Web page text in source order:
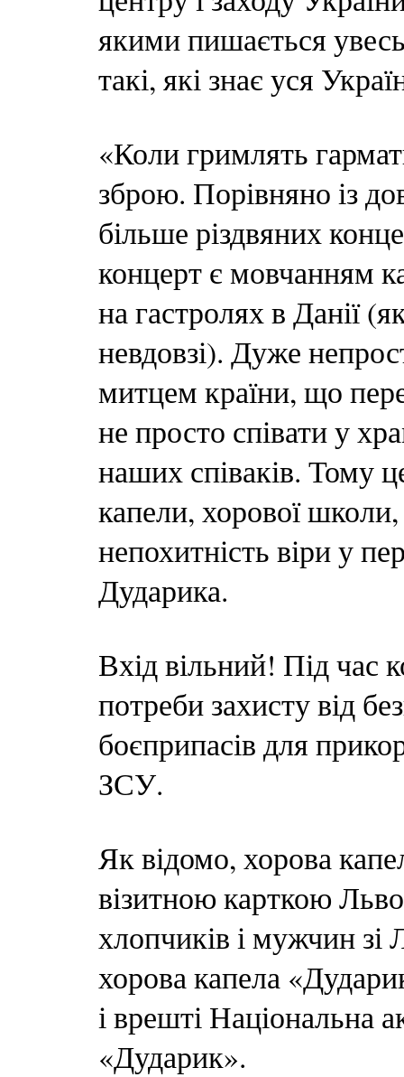
якими пишається увесь
такі, які знає уся
«Коли гримлять
зброю. Порівняно із
більше різдвяних
концерт є мовчанням
на гастролях в Данії
невдовзі). Дуже
митцем країни, що
не просто співати у
наших співаків. Тому
капели, хорової школи,
непохитність віри у
Дударика.
Вхід вільний! Під час
потреби захисту від
боєприпасів для
ЗСУ.
Як відомо, хорова
візитною карткою
хлопчиків і мужчин зі
хорова капела
і врешті Національна
«Дударик».